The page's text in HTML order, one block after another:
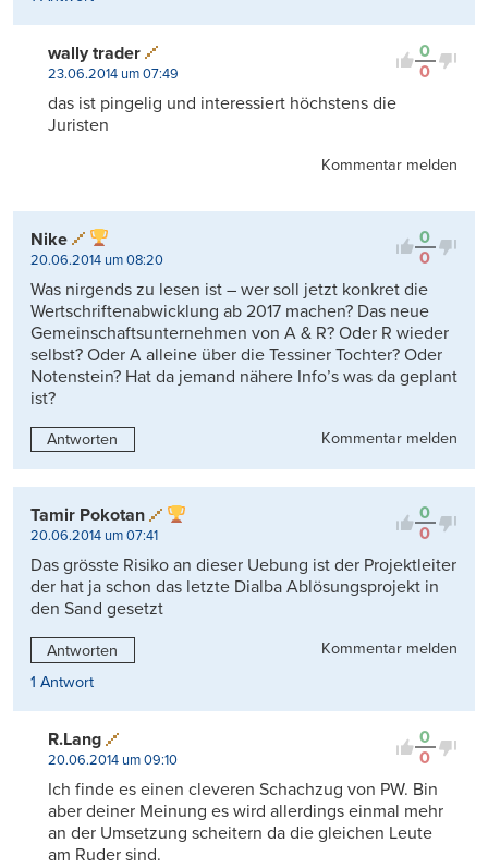
0
0
wally trader
23.06.2014 um 07:49
das ist pingelig und interessiert höchstens die
Juristen
Kommentar melden
0
0
Nike
20.06.2014 um 08:20
Was nirgends zu lesen ist – wer soll jetzt konkret die
Wertschriftenabwicklung ab 2017 machen? Das neue
Gemeinschaftsunternehmen von A & R? Oder R wieder
selbst? Oder A alleine über die Tessiner Tochter? Oder
Notenstein? Hat da jemand nähere Info’s was da geplant
ist?
Antworten Kommentar melden
0
0
Tamir Pokotan
20.06.2014 um 07:41
Das grösste Risiko an dieser Uebung ist der Projektleiter
der hat ja schon das letzte Dialba Ablösungsprojekt in
den Sand gesetzt
Antworten
Kommentar melden
1 Antwort
0
0
R.Lang
20.06.2014 um 09:10
Ich finde es einen cleveren Schachzug von PW. Bin
aber deiner Meinung es wird allerdings einmal mehr
an der Umsetzung scheitern da die gleichen Leute
am Ruder sind.